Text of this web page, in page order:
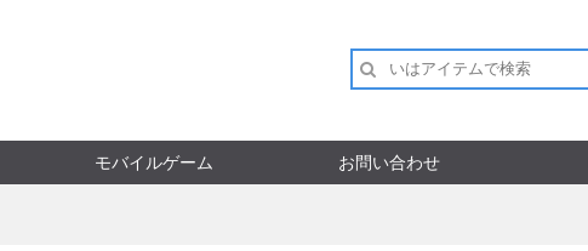
モバイルゲーム お問い合わせ